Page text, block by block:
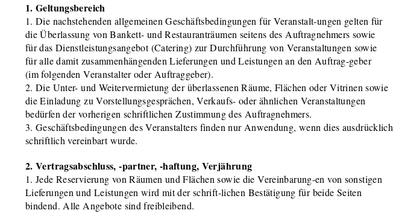
1. Geltungsbereich
1. Die nachstehenden allgemeinen Geschäftsbedingungen für Veranstalt-ungen gelten für
die Überlassung von Bankett- und Restauranträumen seitens des Auftragnehmers sowie
für das Dienstleistungsangebot (Catering) zur Durchführung von Veranstaltungen sowie
für alle damit zusammenhängenden Lieferungen und Leistungen an den Auftrag-geber
(im folgenden Veranstalter oder Auftraggeber).
2. Die Unter- und Weitervermietung der überlassenen Räume, Flächen oder Vitrinen sowie
die Einladung zu Vorstellungsgesprächen, Verkaufs- oder ähnlichen Veranstaltungen
bedürfen der vorherigen schriftlichen Zustimmung des Auftragnehmers.
3. Geschäftsbedingungen des Veranstalters finden nur Anwendung, wenn dies ausdrücklich
schriftlich vereinbart wurde.
2. Vertragsabschluss, -partner, -haftung, Verjährung
1. Jede Reservierung von Räumen und Flächen sowie die Vereinbarung-en von sonstigen
Lieferungen und Leistungen wird mit der schrift-lichen Bestätigung für beide Seiten
bindend. Alle Angebote sind freibleibend.